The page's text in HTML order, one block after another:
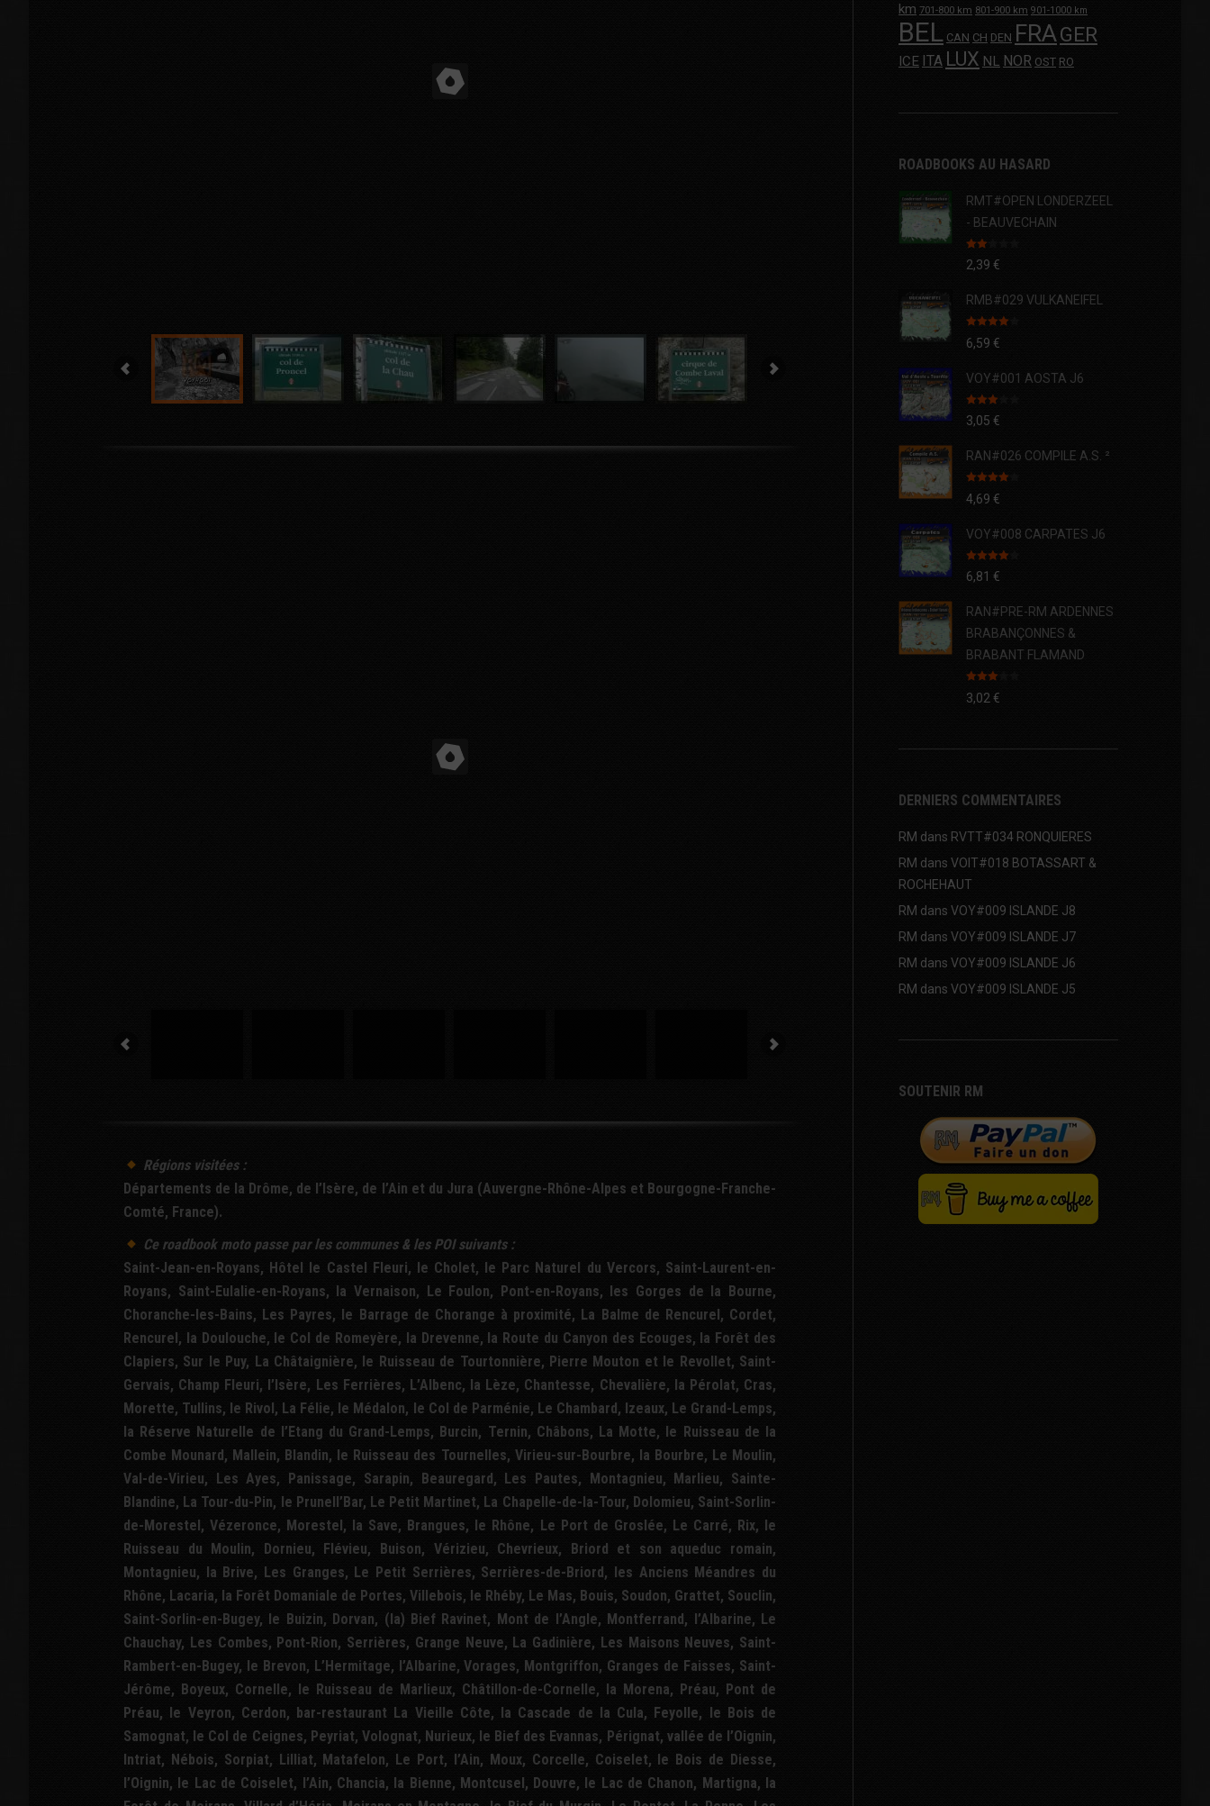
Régions visitées :
Départements de la Drôme, de l’Isère, de l’Ain et du Jura (Auvergne-Rhône-Alpes et Bourgogne-Franche-
Comté, France).
Ce roadbookmoto passe par les communes & les POIsuivants :
Saint-Jean-en-Royans, Hôtel le Castel Fleuri, le Cholet, le Parc Naturel du Vercors, Saint-Laurent-en-
Royans, Saint-Eulalie-en-Royans, la Vernaison, Le Foulon, Pont-en-Royans, les Gorges de la Bourne,
Choranche-les-Bains, Les Payres, le Barrage de Chorange à proximité, La Balme de Rencurel, Cordet,
Rencurel, la Doulouche, le Col de Romeyère, la Drevenne, la Route du Canyon des Ecouges, la Forêt des
Clapiers, Sur le Puy, La Châtaignière, le Ruisseau de Tourtonnière, Pierre Mouton et le Revollet, Saint-
Gervais, Champ Fleuri, l’Isère, Les Ferrières, L’Albenc, la Lèze, Chantesse, Chevalière, la Pérolat, Cras,
Morette, Tullins, le Rivol, La Félie, le Médalon, le Col de Parménie, Le Chambard, Izeaux, Le Grand-Lemps,
la Réserve Naturelle de l’Etang du Grand-Lemps, Burcin, Ternin, Châbons, La Motte, le Ruisseau de la
Combe Mounard, Mallein, Blandin, le Ruisseau des Tournelles, Virieu-sur-Bourbre, la Bourbre, Le Moulin,
Val-de-Virieu, Les Ayes, Panissage, Sarapin, Beauregard, Les Pautes, Montagnieu, Marlieu, Sainte-
Blandine, La Tour-du-Pin, le Prunell’Bar, Le Petit Martinet, La Chapelle-de-la-Tour, Dolomieu, Saint-Sorlin-
de-Morestel, Vézeronce, Morestel, la Save, Brangues, le Rhône, Le Port de Groslée, Le Carré, Rix, le
Ruisseau du Moulin, Dornieu, Flévieu, Buison, Vérizieu, Chevrieux, Briord et son aqueduc romain,
Montagnieu, la Brive, Les Granges, Le Petit Serrières, Serrières-de-Briord, les Anciens Méandres du
Rhône, Lacaria, la Forêt Domaniale de Portes, Villebois, le Rhéby, Le Mas, Bouis, Soudon, Grattet, Souclin,
Saint-Sorlin-en-Bugey, le Buizin, Dorvan, (la) Bief Ravinet, Mont de l’Angle, Montferrand, l’Albarine, Le
Chauchay, Les Combes, Pont-Rion, Serrières, Grange Neuve, La Gadinière, Les Maisons Neuves, Saint-
Rambert-en-Bugey, le Brevon, L’Hermitage, l’Albarine, Vorages, Montgriffon, Granges de Faisses, Saint-
Jérôme, Boyeux, Cornelle, le Ruisseau de Marlieux, Châtillon-de-Cornelle, la Morena, Préau, Pont de
Préau, le Veyron, Cerdon, bar-restaurant La Vieille Côte, la Cascade de la Cula, Feyolle, le Bois de
Samognat, le Col de Ceignes, Peyriat, Volognat, Nurieux, le Bief des Evannas, Pérignat, vallée de l’Oignin,
Intriat, Nébois, Sorpiat, Lilliat, Matafelon, Le Port, l’Ain, Moux, Corcelle, Coiselet, le Bois de Diesse,
l’Oignin, le Lac de Coiselet, l’Ain, Chancia, la Bienne, Montcusel, Douvre, le Lac de Chanon, Martigna, la
km 701-800 km 801-900 km 901-1000 km
BEL CAN CH DEN FRAGER
ICE ITA LUX NL NOR OST RO
ROADBOOKS AU HASARD
RMT#OPEN LONDERZEEL
- BEAUVECHAIN
Note
2.00
5
2,39 €
RMB#029 VULKANEIFEL
Note 4.00
sur 5
6,59 €
VOY#001 AOSTA J6
Note
3.00
3,05 €
RAN#026 COMPILE A.S. ²
Note 4.00
sur 5
4,69 €
VOY#008 CARPATES J6
Note 4.00
sur 5
6,81 €
RAN#PRE-RM ARDENNES
BRABANÇONNES &
BRABANT FLAMAND
Note
3.00
3,02 €
DERNIERS COMMENTAIRES
RM dans RVTT#034 RONQUIERES
RM dans VOIT#018 BOTASSART &
ROCHEHAUT
RM dans VOY#009 ISLANDE J8
RM dans VOY#009 ISLANDE J7
RM dans VOY#009 ISLANDE J6
RM dans VOY#009 ISLANDE J5
SOUTENIR RM